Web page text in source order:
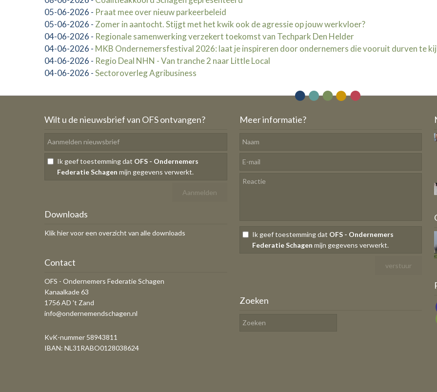
05-06-2026 - Praat mee over nieuw parkeerbeleid
05-06-2026 - Zomer in aantocht. Stijgt met het kwik ook de agressie op jouw werkvloer?
04-06-2026 - Regionale samenwerking verzekert toekomst van Techpark Den Helder
04-06-2026 - MKB Ondernemersfestival 2026: laat je inspireren door ondernemers die vooruit durven te
04-06-2026 - Regio Deal NHN - Van tranche 2 naar Little Local
04-06-2026 -Sectoroverleg Agribusiness
Wilt u de nieuwsbrief van OFS ontvangen?
Ik geef toestemming dat OFS - Ondernemers
Federatie Schagen mijn gegevens verwerkt.
Downloads
Klik hier voor een overzicht van alle downloads
Contact
OFS - Ondernemers Federatie Schagen
Kanaalkade 63
1756 AD 't Zand
info@ondernemendschagen.nl
KvK-nummer 58943811
IBAN: NL31RABO0128038624
Meer informatie?
Ik geef toestemming dat OFS - Ondernemers
Federatie Schagen mijn gegevens verwerkt.
Zoeken